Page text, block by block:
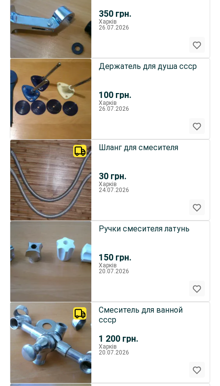
350 грн.
Харків
26.07.2026
100 грн.
Держатель для душа ссср
Харків
26.07.2026
30 грн.
Шланг для смесителя
Харків
24.07.2026
150 грн.
Ручки смесителя латунь
Харків
20.07.2026
1 200 грн.
Смеситель для ванной
ссср
Харків
20.07.2026